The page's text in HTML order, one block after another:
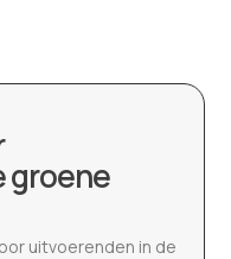
groene
uitvoerenden in de